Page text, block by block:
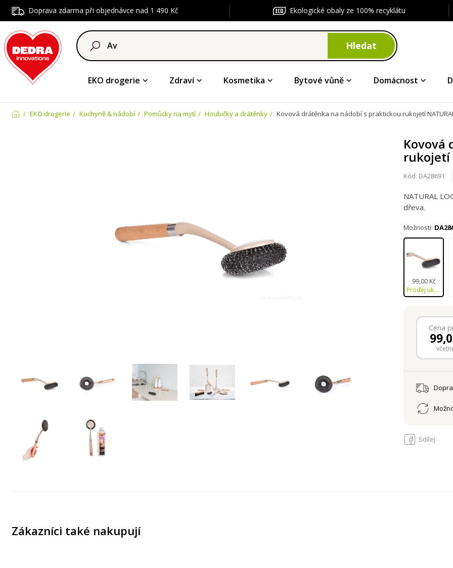
Doprava zdarma při objednávce nad 1 490 Kč Ekologické obaly ze 100% recyklátu
Hledat
EKO drogerie Zdraví Kosmetika Bytové vůně Domácnost
EKO drogerie Kuchyně & nádobí Pomůcky na mytí Houbičky a drátěnky Kovová drátěnka na nádobí s praktickou rukojetí
Kovová
rukojetí
Kód: DA28691
NATURAL
dřeva.
Možnosti:
99,00 Kč
Prodej ukončen
Cena
Sdílej
Zákazníci také nakupují